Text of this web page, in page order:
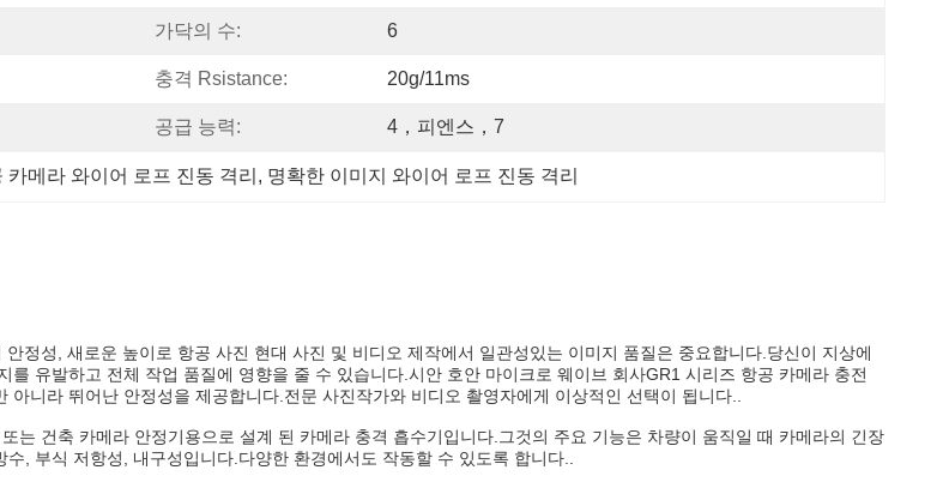
가닥의 수: 6
충격 Rsistance: 20g/11ms
공급 능력: 4，피엔스，7
카메라 와이어 로프 진동 격리 , 명확한 이미지 와이어 로프 진동 격리
정성, 새로운 높이로 항공 사진 현대 사진 및 비디오 제작에서 일관성있는 이미지 품질은 중요합니다.당신이 지상에
유발하고 전체 작업 품질에 영향을 줄 수 있습니다. 시안 호안 마이크로 웨이브 회사GR1 시리즈 항공 카메라 충전
니라 뛰어난 안정성을 제공합니다.전문 사진작가와 비디오 촬영자에게 이상적인 선택이 됩니다..
는 건축 카메라 안정기용으로 설계 된 카메라 충격 흡수기입니다.그것의 주요 기능은 차량이 움직일 때 카메라의 긴장
, 부식 저항성, 내구성입니다.다양한 환경에서도 작동할 수 있도록 합니다..